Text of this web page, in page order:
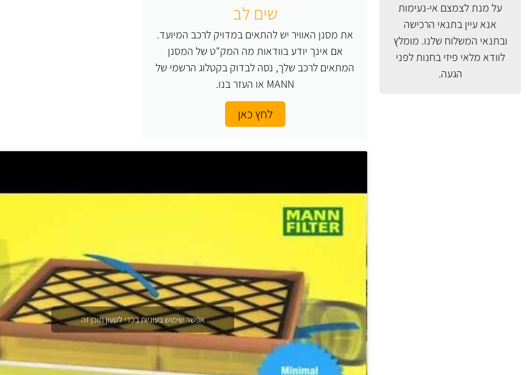
על מנת לצמצם אי-נעימות
אנא עיין בתנאי הרכישה
ובתנאי המשלוח שלנו. מומלץ
לוודא מלאי פיזי בחנות לפני
הגעה.
שים לב
את מסנן האוויר יש להתאים במדויק לרכב המיועד.
אם אינך יודע בוודאות מה המק"ט של המסנן
המתאים לרכב שלך, נסה לבדוק בקטלוג הרשמי של
MANN או העזר בנו.
לחץ כאן
אפשר שימוש בעוגיות בכדי לטעון תוכן זה